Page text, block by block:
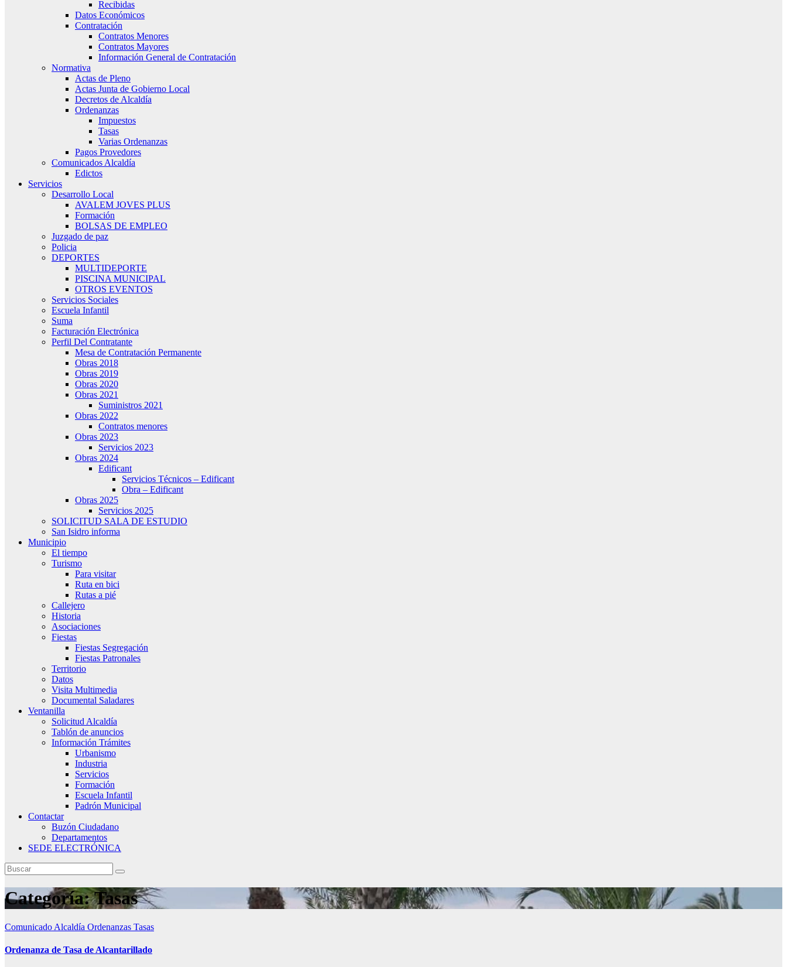
Recibidas
Datos Económicos
Contratación
Contratos Menores
Contratos Mayores
Información General de Contratación
Normativa
Actas de Pleno
Actas Junta de Gobierno Local
Decretos de Alcaldía
Ordenanzas
Impuestos
Tasas
Varias Ordenanzas
Pagos Provedores
Comunicados Alcaldía
Edictos
Servicios
Desarrollo Local
AVALEM JOVES PLUS
Formación
BOLSAS DE EMPLEO
Juzgado de paz
Policia
DEPORTES
MULTIDEPORTE
PISCINA MUNICIPAL
OTROS EVENTOS
Servicios Sociales
Escuela Infantil
Suma
Facturación Electrónica
Perfil Del Contratante
Mesa de Contratación Permanente
Obras 2018
Obras 2019
Obras 2020
Obras 2021
Suministros 2021
Obras 2022
Contratos menores
Obras 2023
Servicios 2023
Obras 2024
Edificant
Servicios Técnicos – Edificant
Obra – Edificant
Obras 2025
Servicios 2025
SOLICITUD SALA DE ESTUDIO
San Isidro informa
Municipio
El tiempo
Turismo
Para visitar
Ruta en bici
Rutas a pié
Callejero
Historia
Asociaciones
Fiestas
Fiestas Segregación
Fiestas Patronales
Territorio
Datos
Visita Multimedia
Documental Saladares
Ventanilla
Solicitud Alcaldía
Tablón de anuncios
Información Trámites
Urbanismo
Industria
Servicios
Formación
Escuela Infantil
Padrón Municipal
Contactar
Buzón Ciudadano
Departamentos
SEDE ELECTRÓNICA
Categoría:Tasas
Comunicado Alcaldía Ordenanzas Tasas
Ordenanza de Tasa de Alcantarillado